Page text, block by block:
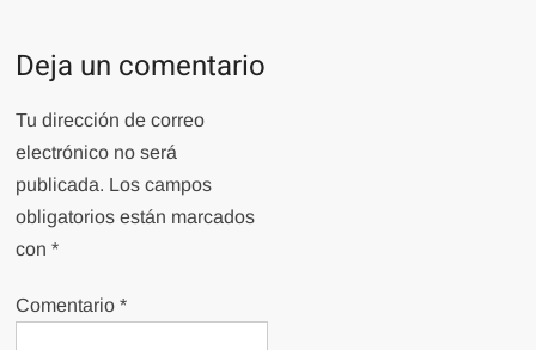
Deja un comentario
Tu dirección de correo
electrónico no será
publicada. Los campos
obligatorios están marcados
con*
Comentario*